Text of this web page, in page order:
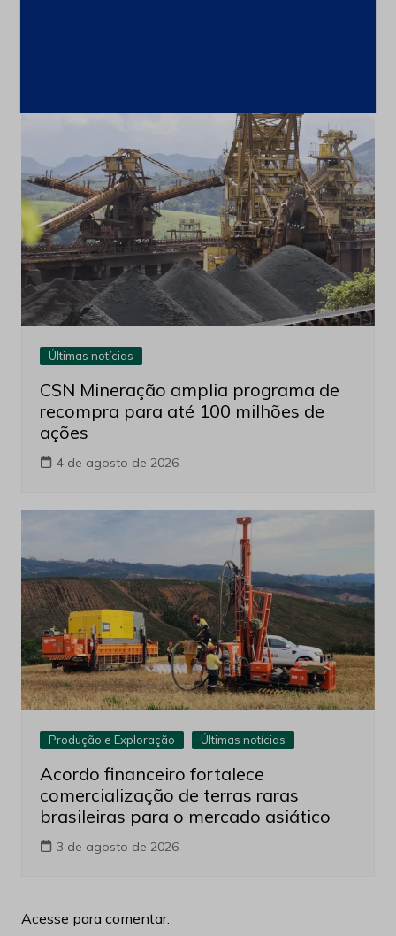
Últimas notícias
CSN Mineração amplia programa de
recompra para até 100 milhões de
ações
4 de agosto de 2026
Produção e Exploração Últimas notícias
Acordo financeiro fortalece
comercialização de terras raras
brasileiras para o mercado asiático
3 de agosto de 2026
Acesse para comentar.